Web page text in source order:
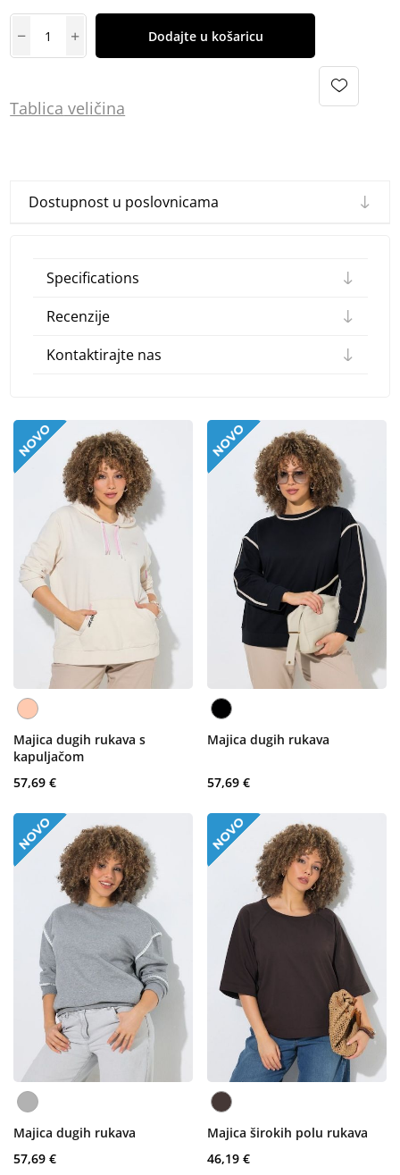
Dodajte u košaricu
Tablica veličina
Dostupnost u poslovnicama
Specifications
Recenzije
Kontaktirajte nas
Majica dugih rukava s
kapuljačom
57,69 €
Majica dugih rukava
57,69 €
Majica dugih rukava
57,69 €
Majica širokih polu rukava
46,19 €